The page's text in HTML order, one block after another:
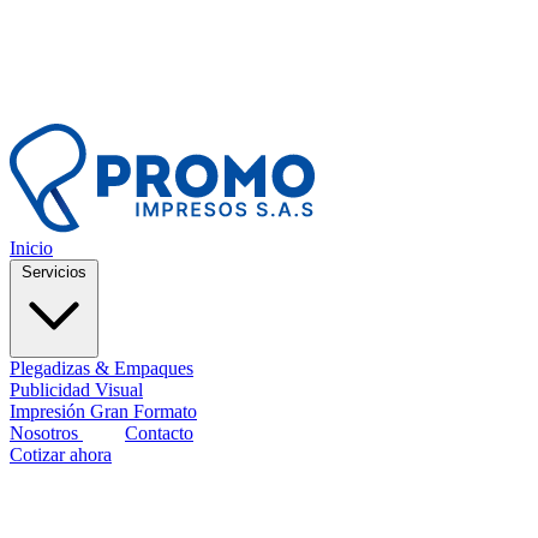
Inicio
Plegadizas & Empaques
Publicidad Visual
Impresión Gran Formato
Nosotros
Contacto
Cotizar ahora